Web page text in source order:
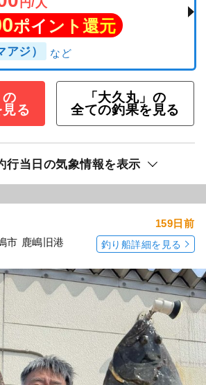
円/人
ポイント還元
アジ）
の
る
「大久丸」の
全ての釣果を見る
行当日の気象情報を表示
市 鹿嶋旧港
159日前
釣り船詳細を見る